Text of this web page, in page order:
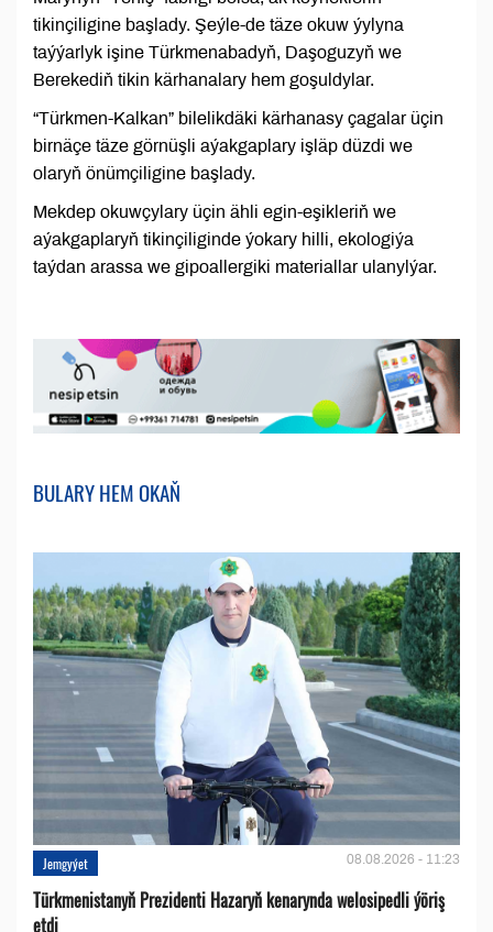
tikinçiligine başlady. Şeýle-de täze okuw ýylyna
taýýarlyk işine Türkmenabadyň, Daşoguzyň we
Berekediň tikin kärhanalary hem goşuldylar.
“Türkmen-Kalkan” bilelikdäki kärhanasy çagalar üçin
birnäçe täze görnüşli aýakgaplary işläp düzdi we
olaryň önümçiligine başlady.
Mekdep okuwçylary üçin ähli egin-eşikleriň we
aýakgaplaryň tikinçiliginde ýokary hilli, ekologiýa
taýdan arassa we gipoallergiki materiallar ulanylýar.
BULARY HEM OKAŇ
Jemgyýet 08.08.2026 - 11:23
Türkmenistanyň Prezidenti Hazaryň kenarynda welosipedli ýöriş
etdi